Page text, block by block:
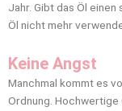
Jahr. Gibt das Öl
Öl nicht mehr
Keine Angst
Manchmal kommt es
Ordnung.